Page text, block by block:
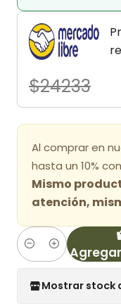
$24233
Al comprar en
hasta un 10%
Mismo
atención,
Cantidad
Mostrar stock